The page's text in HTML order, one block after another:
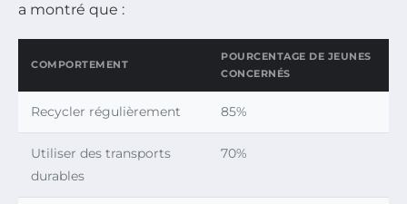
a montré que :
COMPORTEMENT
POURCENTAGE DE JEUNES
CONCERNÉS
Recycler régulièrement 85%
Utiliser des transports
durables
70%